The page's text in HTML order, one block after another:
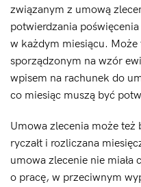
związanym z umową
potwierdzania
w każdym miesiącu.
sporządzonym na wzór
wpisem na rachunek do
co miesiąc muszą być
Umowa zlecenia może też
ryczałt i rozliczana
umowa zlecenie nie miała
o pracę, w przeciwnym